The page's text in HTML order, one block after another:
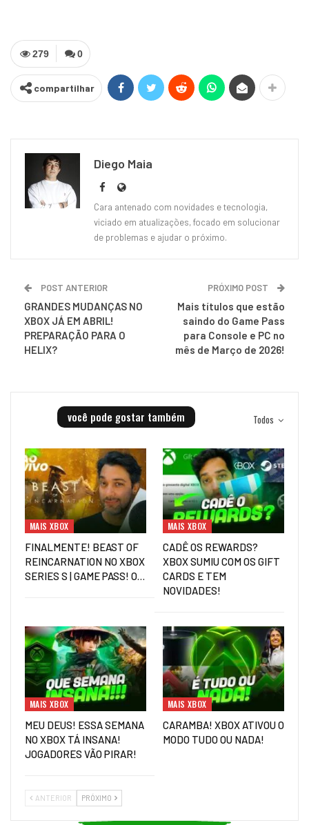
0
279
compartilhar
Diego Maia
Cara antenado com novidades e tecnologia,
viciado em atualizações, focado em solucionar
de problemas e ajudar o próximo.
POST ANTERIOR
GRANDES MUDANÇAS NO
XBOX JÁ EM ABRIL!
PREPARAÇÃO PARA O
HELIX?
PRÓXIMO POST
Mais títulos que estão
saindo do Game Pass
para Console e PC no
mês de Março de 2026!
Todos
você pode gostar também
MAIS XBOX
FINALMENTE! BEAST OF
REINCARNATION NO XBOX
SERIES S | GAME PASS! O…
MAIS XBOX
CADÊ OS REWARDS?
XBOX SUMIU COM OS GIFT
CARDS E TEM
NOVIDADES!
MAIS XBOX
MEU DEUS! ESSA SEMANA
NO XBOX TÁ INSANA!
JOGADORES VÃO PIRAR!
MAIS XBOX
CARAMBA! XBOX ATIVOU O
MODO TUDO OU NADA!
ANTERIOR PRÓXIMO